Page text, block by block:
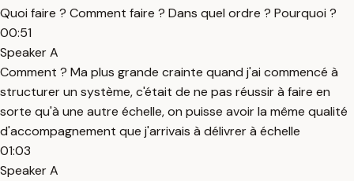
Quoi faire ? Comment faire ? Dans quel ordre ? Pourquoi ?
00:51
Speaker A
Comment ? Ma plus grande crainte quand j'ai commencé à
structurer un système, c'était de ne pas réussir à faire en
sorte qu'à une autre échelle, on puisse avoir la même qualité
d'accompagnement que j'arrivais à délivrer à échelle
01:03
Speaker A